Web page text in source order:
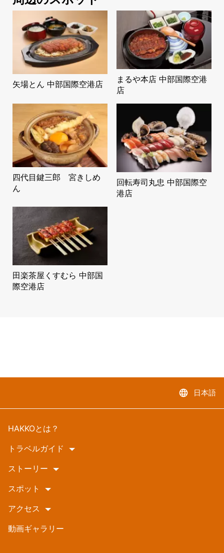
矢場とん 中部国際空港店
まるや本店 中部国際空港
店
四代目鍵三郎 宮きしめ
ん
回転寿司丸忠 中部国際空
港店
田楽茶屋くすむら 中部国
際空港店
language 日本語
HAKKOとは？
トラベルガイド
ストーリー
スポット
アクセス
動画ギャラリー